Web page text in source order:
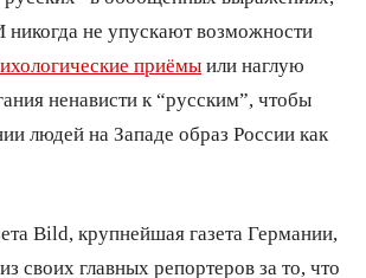
не упускают возможности
приёмы или наглую
ненависти к “русским”, чтобы
людей на Западе образ России как
Bild, крупнейшая газета Германии,
своих главных репортеров за то, что